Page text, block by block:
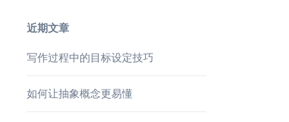
近期文章
写作过程中的目标设定技巧
如何让抽象概念更易懂